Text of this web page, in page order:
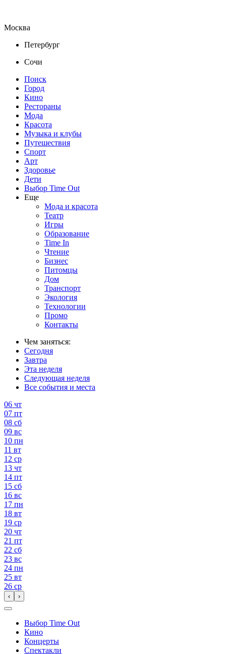
Москва
Петербург
Сочи
Поиск
Город
Кино
Рестораны
Мода
Красота
Музыка и клубы
Путешествия
Спорт
Арт
Здоровье
Дети
Выбор Time Out
Еще
Мода и красота
Театр
Игры
Образование
Time In
Чтение
Бизнес
Питомцы
Дом
Транспорт
Экология
Технологии
Промо
Контакты
Чем заняться:
Сегодня
Завтра
Эта неделя
Следующая неделя
Все события и места
06 чт
07 пт
08 сб
09 вс
10 пн
11 вт
12 ср
13 чт
14 пт
15 сб
16 вс
17 пн
18 вт
19 ср
20 чт
21 пт
22 сб
23 вс
24 пн
25 вт
26 ср
‹ ›
Выбор Time Out
Кино
Концерты
Спектакли